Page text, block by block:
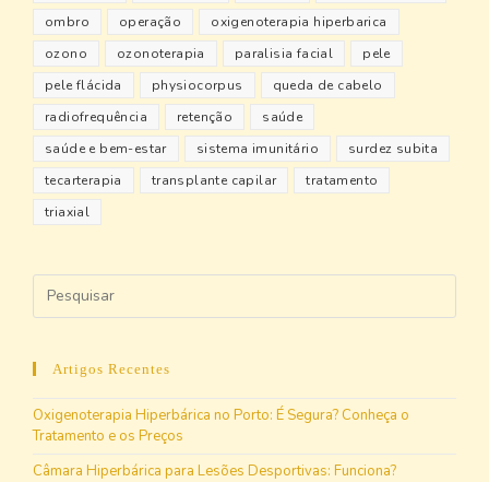
ombro
operação
oxigenoterapia hiperbarica
ozono
ozonoterapia paralisia facial
pele
pele flácida
physiocorpus
queda de cabelo
radiofrequência
retenção
saúde
saúde e bem-estar
sistema imunitário
surdez subita
tecarterapia
transplante capilar
tratamento
triaxial
Artigos Recentes
Oxigenoterapia Hiperbárica no Porto: É Segura? Conheça o
Tratamento e os Preços
Câmara Hiperbárica para Lesões Desportivas: Funciona?